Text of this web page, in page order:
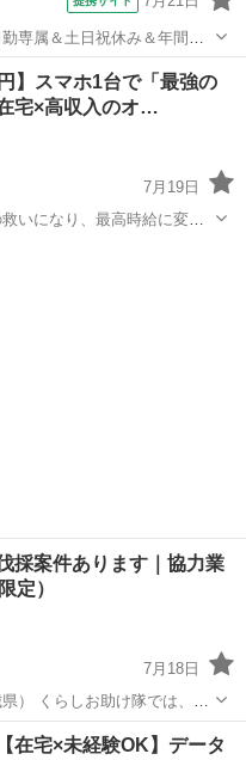
専属＆土日祝休み＆年間休
通勤OK＆無料駐車場あり
県常陸大宮市》 人気の
】スマホ1台で「最強の
宅×高収入のオ…
7月19日
いになり、最高時給に変わ
採案件あります｜協力業
定）
7月18日
、茨
トナーさんを1社〜2社限定
在宅×未経験OK】データ